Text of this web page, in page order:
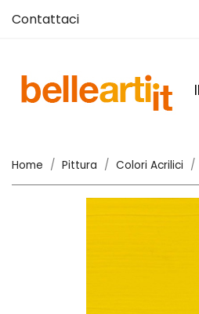
Contattaci
Home Pittura Colori Acrilici